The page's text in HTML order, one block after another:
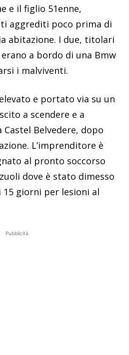
e il figlio 51enne,
aggrediti poco prima di
abitazione. I due, titolari
a bordo di una Bmw
i malviventi.
e portato via su un
a scendere e a
Belvedere, dopo
L’imprenditore è
al pronto soccorso
dove è stato dimesso
giorni per lesioni al
Pubblicità